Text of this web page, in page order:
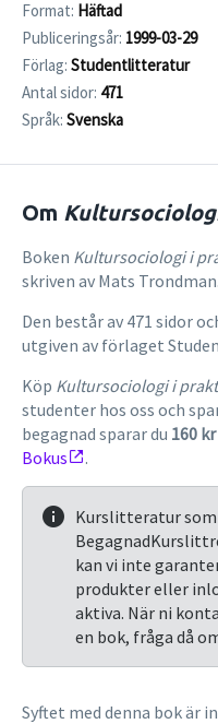
Format: Häftad
Publiceringsår: 1999-03-29
Förlag: Studentlitteratur
Antal sidor: 471
Språk: Svenska
Om
Boken Kultursociologi i
skriven av Mats Trondman.
Den består av 471 sidor
utgiven av förlaget
Köp Kultursociologi i
studenter hos oss och
begagnad sparar du 160 kr
Bokus
.
Kurslitteratur som
kan vi inte
produkter eller
aktiva. När ni
en bok, fråga då
Syftet med denna bok är